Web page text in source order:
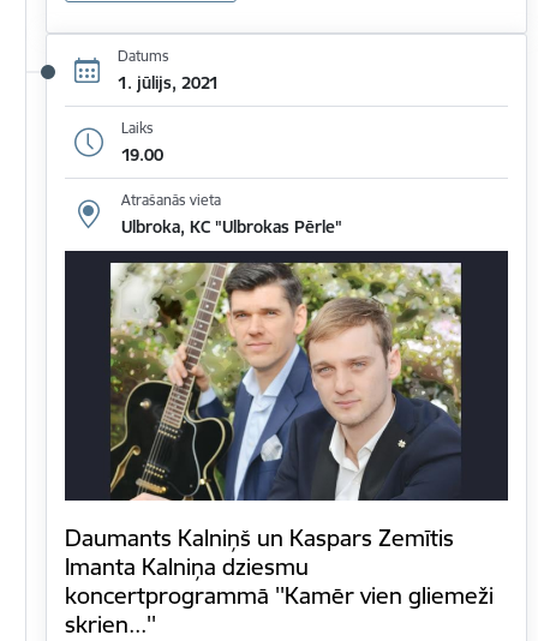
Datums
1. jūlijs, 2021
Laiks
19.00
Atrašanās vieta
Ulbroka, KC "Ulbrokas Pērle"
Daumants Kalniņš un Kaspars Zemītis
Imanta Kalniņa dziesmu
koncertprogrammā ''Kamēr vien gliemeži
skrien...''